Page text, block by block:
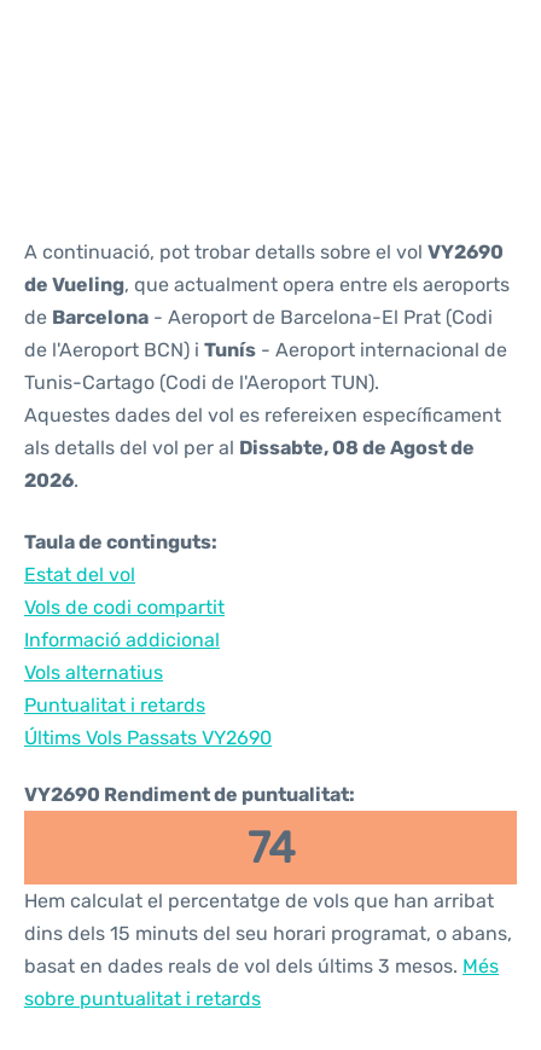
A continuació, pot trobar detalls sobre el vol VY2690
de Vueling, que actualment opera entre els aeroports
de Barcelona - Aeroport de Barcelona-El Prat (Codi
de l'Aeroport BCN) i Tunís - Aeroport internacional de
Tunis-Cartago (Codi de l'Aeroport TUN).
Aquestes dades del vol es refereixen específicament
als detalls del vol per al Dissabte, 08 de Agost de
2026.
Taula de continguts:
Estat del vol
Vols de codi compartit
Informació addicional
Vols alternatius
Puntualitat i retards
Últims Vols Passats VY2690
VY2690 Rendiment de puntualitat:
74
Hem calculat el percentatge de vols que han arribat
dins dels 15 minuts del seu horari programat, o abans,
basat en dades reals de vol dels últims 3 mesos. Més
sobre puntualitat i retards